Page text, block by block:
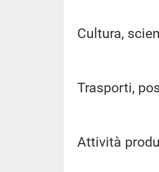
Cultura,
Trasporti,
Attività